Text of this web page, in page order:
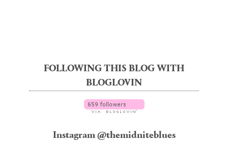
FOLLOWING THIS BLOG WITH
BLOGLOVIN
Instagram @themidniteblues